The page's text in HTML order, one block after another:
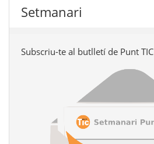
Setmanari
Subscriu-te al butlletí de Punt TIC